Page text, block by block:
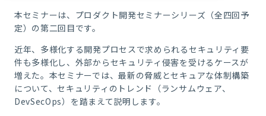
本セミナーは、プロダクト開発セミナーシリーズ（全四回予
定）の第二回目です。
近年、多様化する開発プロセスで求められるセキュリティ要
件も多様化し、外部からセキュリティ侵害を受けるケースが
増えた。本セミナーでは、最新の脅威とセキュアな体制構築
について、セキュリティのトレンド（ランサムウェア、
DevSecOps）を踏まえて説明します。